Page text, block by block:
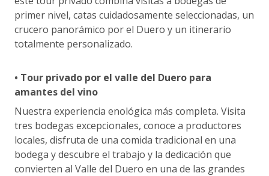
primer nivel, catas cuidadosamente seleccionadas, un
crucero panorámico por el Duero y un itinerario
totalmente personalizado.
• Tour privado por el valle del Duero para
amantes del vino
Nuestra experiencia enológica más completa. Visita
tres bodegas excepcionales, conoce a productores
locales, disfruta de una comida tradicional en una
bodega y descubre el trabajo y la dedicación que
convierten al Valle del Duero en una de las grandes